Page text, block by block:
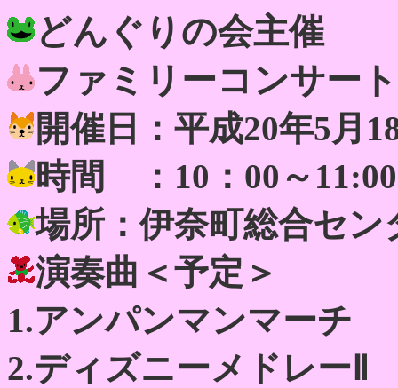
どんぐりの会主催
ファミリーコンサート
開催日：平成20年5月
時間 ：10：00～11:00
場所：伊奈町総合セ
演奏曲＜予定＞
1.アンパンマンマーチ
2.ディズニーメドレーⅡ